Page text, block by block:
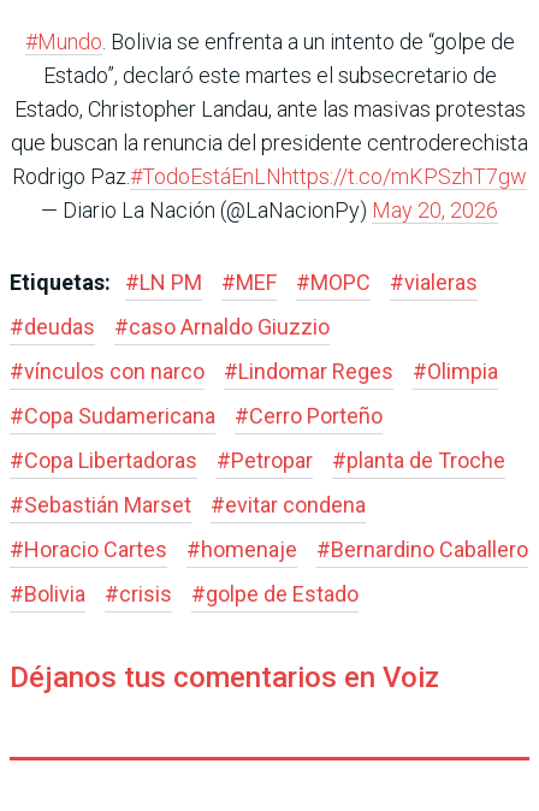
#Mundo . Bolivia se enfrenta a un intento de “golpe de
Estado”, declaró este martes el subsecretario de
Estado, Christopher Landau, ante las masivas protestas
que buscan la renuncia del presidente centroderechista
Rodrigo Paz.#TodoEstáEnLNhttps://t.co/mKPSzhT7gw
— Diario La Nación (@LaNacionPy) May 20, 2026
Etiquetas: #LN PM #MEF #MOPC #vialeras
#deudas #caso Arnaldo Giuzzio
#vínculos con narco #Lindomar Reges #Olimpia
#Copa Sudamericana #Cerro Porteño
#Copa Libertadoras #Petropar #planta de Troche
#Sebastián Marset #evitar condena
#Horacio Cartes #homenaje #Bernardino Caballero
#Bolivia #crisis #golpe de Estado
Déjanos tus comentarios en Voiz